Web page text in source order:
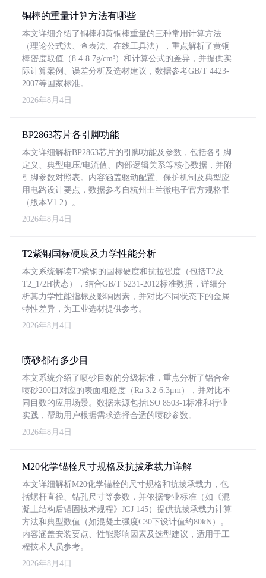
铜棒的重量计算方法有哪些
本文详细介绍了铜棒和黄铜棒重量的三种常用计算方法
（理论公式法、查表法、在线工具法），重点解析了黄铜
棒密度取值（8.4-8.7g/cm³）和计算公式的差异，并提供实
际计算案例、误差分析及选材建议，数据参考GB/T 4423-
2007等国家标准。
2026年8月4日
BP2863芯片各引脚功能
本文详细解析BP2863芯片的引脚功能及参数，包括各引脚
定义、典型电压/电流值、内部逻辑关系等核心数据，并附
引脚参数对照表。内容涵盖驱动配置、保护机制及典型应
用电路设计要点，数据参考自杭州士兰微电子官方规格书
（版本V1.2）。
2026年8月4日
T2紫铜国标硬度及力学性能分析
本文系统解读T2紫铜的国标硬度和抗拉强度（包括T2及
T2_1/2H状态），结合GB/T 5231-2012标准数据，详细分
析其力学性能指标及影响因素，并对比不同状态下的金属
特性差异，为工业选材提供参考。
2026年8月4日
喷砂都有多少目
本文系统介绍了喷砂目数的分级标准，重点分析了铝合金
喷砂200目对应的表面粗糙度（Ra 3.2-6.3μm），并对比不
同目数的应用场景。数据来源包括ISO 8503-1标准和行业
实践，帮助用户根据需求选择合适的喷砂参数。
2026年8月4日
M20化学锚栓尺寸规格及抗拔承载力详解
本文详细解析M20化学锚栓的尺寸规格和抗拔承载力，包
括螺杆直径、钻孔尺寸等参数，并依据专业标准（如《混
凝土结构后锚固技术规程》JGJ 145）提供抗拔承载力计算
方法和典型数值（如混凝土强度C30下设计值约80kN）。
内容涵盖安装要点、性能影响因素及选型建议，适用于工
程技术人员参考。
2026年8月4日